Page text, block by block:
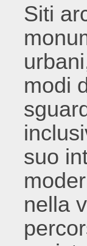
Siti
modi
suo
nella